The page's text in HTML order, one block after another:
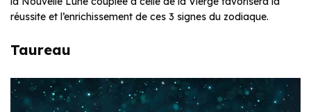
réussite et l’enrichissement de ces 3 signes du zodiaque.
Taureau